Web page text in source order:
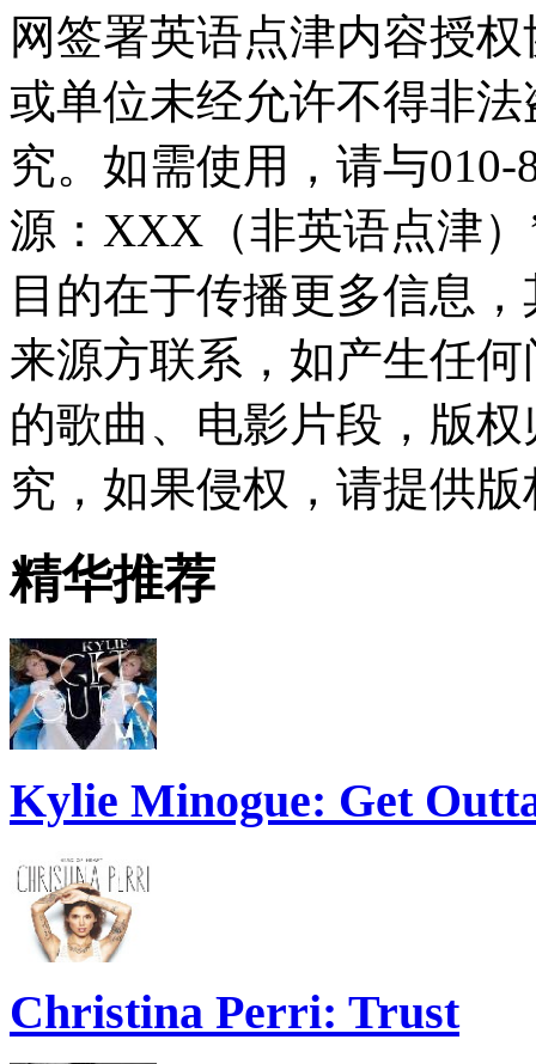
网签署英语点津内容授
或单位未经允许不得非
究。如需使用，请与010-
源：XXX（非英语点津
目的在于传播更多信息
来源方联系，如产生任
的歌曲、电影片段，版
究，如果侵权，请提供
精华推荐
Kylie Minogue: Get
Christina Perri: Trust